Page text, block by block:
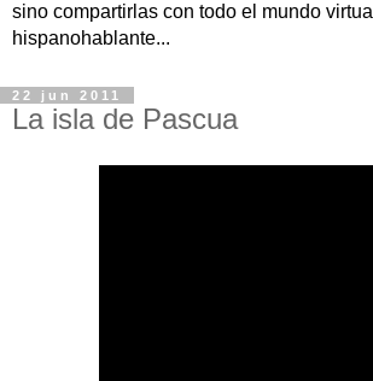
sino compartirlas con todo el mundo virtual
hispanohablante...
22 jun 2011
La isla de Pascua